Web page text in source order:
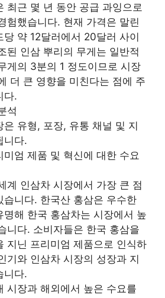
최근 몇 년 동안 공급 과잉으로
험했습니다. 현재 가격은 말린
당 약 12달러에서 20달러 사이
된 인삼 뿌리의 무게는 일반적
게의 3분의 1 정도이므로 시장
더 큰 영향을 미친다는 점에 주
다.
석
은 유형, 포장, 유통 채널 및 지
니다.
미엄 제품 및 혁신에 대한 수요
계 인삼차 시장에서 가장 큰 점
습니다. 한국산 홍삼은 우수한
명해 한국 홍삼차는 시장에서 높
니다. 소비자들은 한국 홍삼을
지닌 프리미엄 제품으로 인식하
기와 인삼차 시장의 성장과 지
니다.
시장과 해외에서 높은 수요를